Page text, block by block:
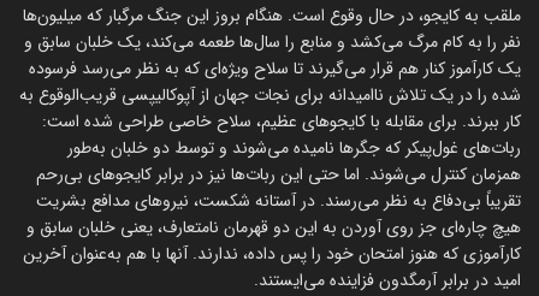
ملقب به کایجو، در حال وقوع است. هنگام بروز این جنگ مرگبار که میلیون‌ها
نفر را به کام مرگ می‌کشد و منابع را سال‌ها طعمه می‌کند، یک خلبان سابق و
یک کارآموز کنار هم قرار می‌گیرند تا سلاح ویژه‌ای که به نظر می‌رسد فرسوده
شده را در یک تلاش ناامیدانه برای نجات جهان از آپوکالیپسی قریب‌الوقوع به
کار ببرند. برای مقابله با کایجوهای عظیم، سلاح خاصی طراحی شده است:
ربات‌های غول‌پیکر که جگرها نامیده می‌شوند و توسط دو خلبان به‌طور
همزمان کنترل می‌شوند. اما حتی این ربات‌ها نیز در برابر کایجوهای بی‌رحم
تقریباً بی‌دفاع به نظر می‌رسند. در آستانه شکست، نیروهای مدافع بشریت
هیچ چاره‌ای جز روی آوردن به این دو قهرمان نامتعارف، یعنی خلبان سابق و
کارآموزی که هنوز امتحان خود را پس‌ داده، ندارند. آنها با هم به‌عنوان آخرین
امید در برابر آرمگدون فزاینده می‌ایستند.